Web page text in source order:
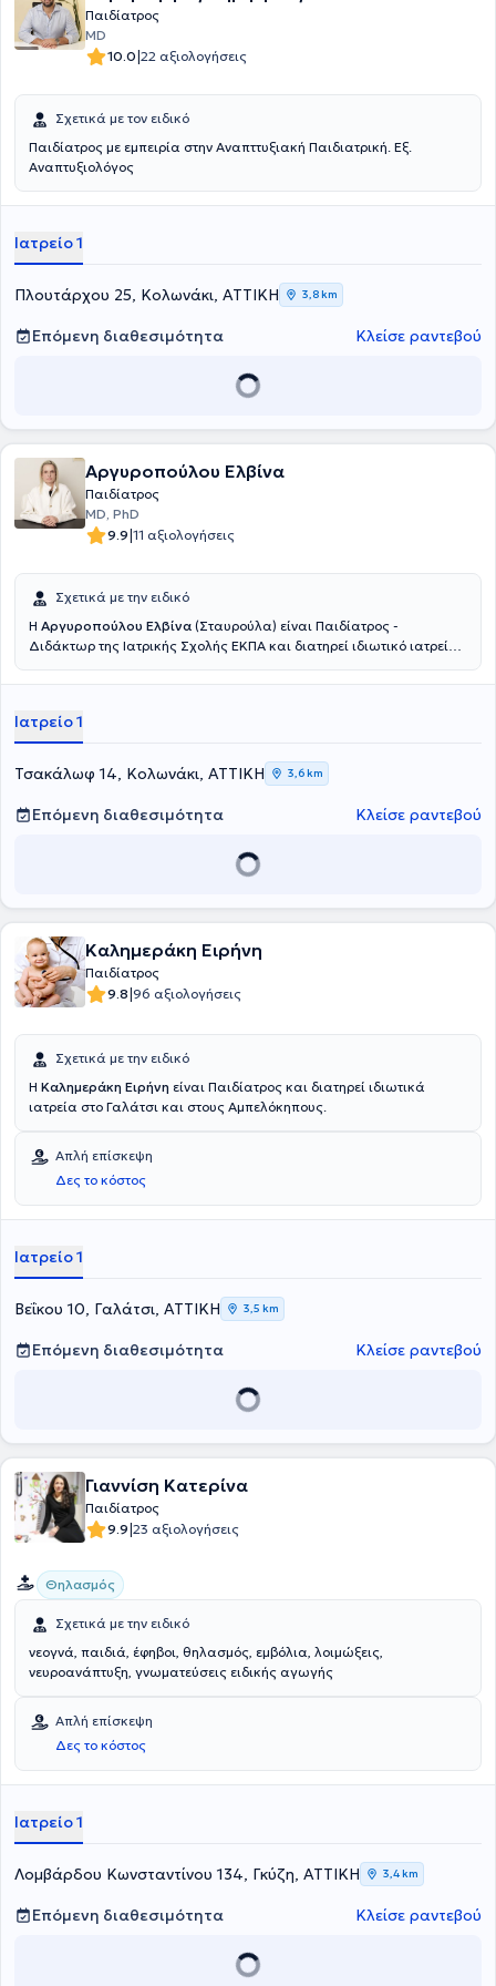
Παιδίατρος
MD
10.0|22 αξιολογήσεις
Σχετικά με τον ειδικό
Παιδίατρος με εμπειρία στην Αναπττυξιακή Παιδιατρική. Εξ.
Αναπτυξιολόγος
Ιατρείο 1
Πλουτάρχου 25, Κολωνάκι, ΑΤΤΙΚΗ 3,8 km
Επόμενη διαθεσιμότητα Κλείσε ραντεβού
Αργυροπούλου Ελβίνα
Παιδίατρος
MD, PhD
9.9|11 αξιολογήσεις
Σχετικά με την ειδικό
Η Αργυροπούλου Ελβίνα (Σταυρούλα) είναι Παιδίατρος -
Διδάκτωρ της Ιατρικής Σχολής ΕΚΠΑ και διατηρεί ιδιωτικό ιατρείο
απόφοιτος της Ιατρικής Σχολής του Εθνικού και Καποδιστριακού
Πανεπιστημιακή Κλινική του Γενικού Νοσοκομείου Παίδων ''Π. & Α.
Κυριακού''. Απέκτησε τη διδακτορική της διατριβή τον Ιούλιο του
2025, για την οποία έλαβε υποτροφία και βραβεύθηκε από την
Ελληνική Διαβητολογική Εταιρεία. Έχει εμπειρία στην αντιμετώπιση
επειγόντων παιδιατρικών περιστατικών καθώς εργάσθηκε ως
Επιμελήτρια Παιδίατρος στο Τμήμα Επειγόντων Περιστατικών (ΤΕΠ)
Παιδίατρος στο Ιασώ Παίδων και είναι εξωτερικός συνεργάτης στο
Ιατρείο 1
Τσακάλωφ 14, Κολωνάκι, ΑΤΤΙΚΗ 3,6 km
Επόμενη διαθεσιμότητα Κλείσε ραντεβού
Καλημεράκη Ειρήνη
Παιδίατρος
9.8|96 αξιολογήσεις
Σχετικά με την ειδικό
Η Καλημεράκη Ειρήνη είναι Παιδίατρος και διατηρεί ιδιωτικά
ιατρεία στο Γαλάτσι και στους Αμπελόκηπους.
Απλή επίσκεψη
Δες το κόστος
Ιατρείο 1
Βεΐκου 10, Γαλάτσι, ΑΤΤΙΚΗ 3,5 km
Επόμενη διαθεσιμότητα Κλείσε ραντεβού
Γιαννίση Κατερίνα
Παιδίατρος
9.9|23 αξιολογήσεις
Θηλασμός
Σχετικά με την ειδικό
νεογνά, παιδιά, έφηβοι, θηλασμός, εμβόλια, λοιμώξεις,
νευροανάπτυξη, γνωματεύσεις ειδικής αγωγής
Απλή επίσκεψη
Δες το κόστος
Ιατρείο 1
Λομβάρδου Κωνσταντίνου 134, Γκύζη, ΑΤΤΙΚΗ 3,4 km
Επόμενη διαθεσιμότητα Κλείσε ραντεβού